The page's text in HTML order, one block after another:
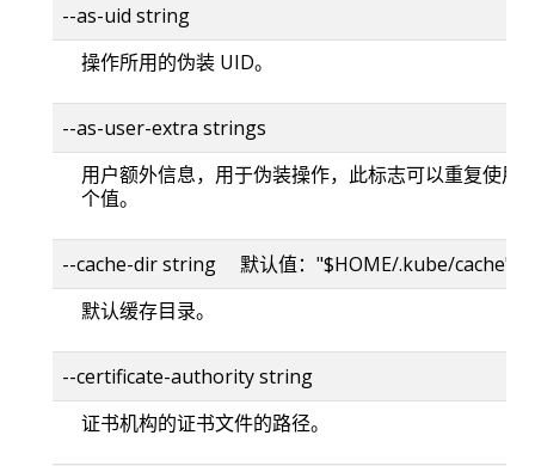
--as-uid string
操作所用的伪装 UID。
--as-user-extra strings
用户额外信息，用于伪装操作，此标志可以重复使用
个值。
--cache-dir string 默认值："$HOME/.kube/cache"
默认缓存目录。
--certificate-authority string
证书机构的证书文件的路径。